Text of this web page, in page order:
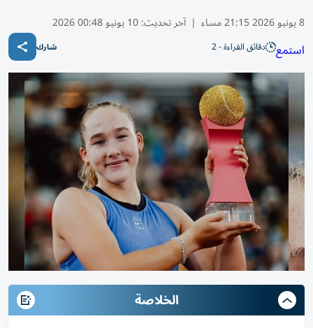
8 يونيو 2026 21:15 مساء | آخر تحديث:10 يونيو 00:48 2026
استمع دقائق القراءة - 2 شارك
الخلاصة